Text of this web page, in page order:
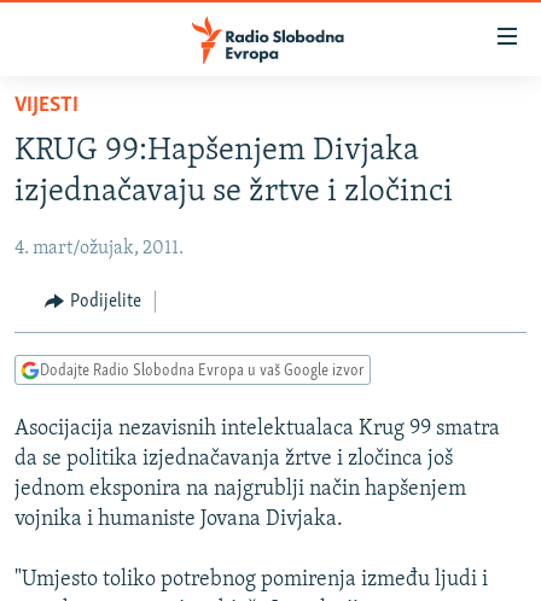
Pređite
glavni
sadržaj
Pređite
na
navigaciju
Pređite
na
BOSNA I HERCEGOVINA
SRBIJA
KOSOVO
CRNA GORA
VIDEO
FOTOGALERIJE
INFOGRAFIKE
PODCASTI
RAT U UKRAJINI
KINA NA BALKANU
RSE PRIČE IZ SVIJETA
ISPRIČAJ MI
VIJESTI
KRUG 99:Hapšenjem Divjaka
izjednačavaju se žrtve i zločinci
4. mart/ožujak, 2011.
Podijelite
Dodajte Radio Slobodna Evropa u vaš Google izvor
Asocijacija nezavisnih intelektualaca Krug 99 smatra
da se politika izjednačavanja žrtve i zločinca još
jednom eksponira na najgrublji način hapšenjem
vojnika i humaniste Jovana Divjaka.
"Umjesto toliko potrebnog pomirenja između ljudi i